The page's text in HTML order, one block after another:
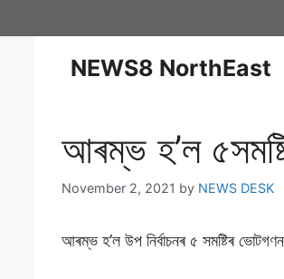
NEWS8 NorthEast
আৰম্ভ হ’ল
November 2, 2021 by NEWS DESK
আৰম্ভ হ’ল উপ নিৰ্বাচনৰ ৫ সমষ্টিৰ